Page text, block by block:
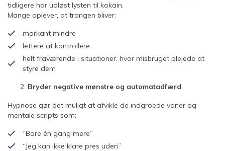
tidligere har udløst lysten til kokain.
Mange oplever, at trangen bliver:
markant mindre
lettere at kontrollere
helt fraværende i situationer, hvor misbruget plejede at
styre dem
Bryder negative mønstre og automatadfærd
Hypnose gør det muligt at afvikle de indgroede vaner og
mentale scripts som:
“Bare én gang mere”
“Jeg kan ikke klare pres uden”